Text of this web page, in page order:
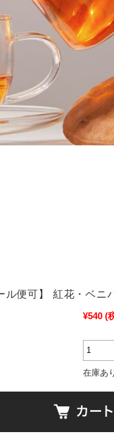
ル便可】 紅花・ベニ
¥540 (
在庫あ